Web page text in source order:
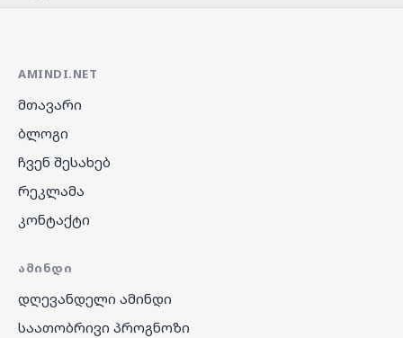
AMINDI.NET
მთავარი
ბლოგი
ჩვენ შესახებ
რეკლამა
კონტაქტი
ᲐᲛᲘᲜᲓᲘ
დღევანდელი ამინდი
საათობრივი პროგნოზი